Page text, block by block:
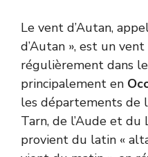
Le vent d’Autan,
d’Autan », est un
régulièrement dans le
principalement en
les départements de
Tarn, de l’Aude et du
provient du latin «